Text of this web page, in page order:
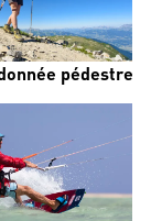
pédestre